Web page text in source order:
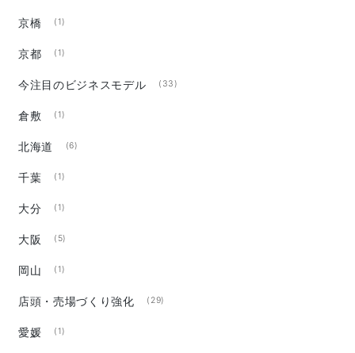
京橋 (1)
京都 (1)
今注目のビジネスモデル (33)
倉敷 (1)
北海道 (6)
千葉 (1)
大分 (1)
大阪 (5)
岡山 (1)
店頭・売場づくり強化 (29)
愛媛 (1)